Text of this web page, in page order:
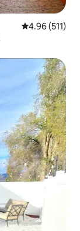
Calificación
4.96 (511)